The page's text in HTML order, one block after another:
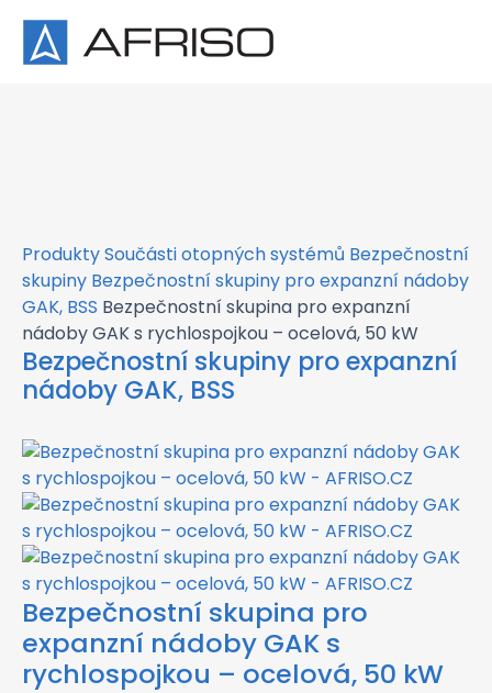
×
ProduktySoučásti otopných systémů Bezpečnostní
skupiny Bezpečnostní skupiny pro expanzní nádoby
GAK, BSS Bezpečnostní skupina pro expanzní
nádoby GAK s rychlospojkou – ocelová, 50 kW
Bezpečnostní skupiny pro expanzní
nádoby GAK, BSS
Bezpečnostní skupina pro
expanzní nádoby GAK s
rychlospojkou – ocelová, 50 kW